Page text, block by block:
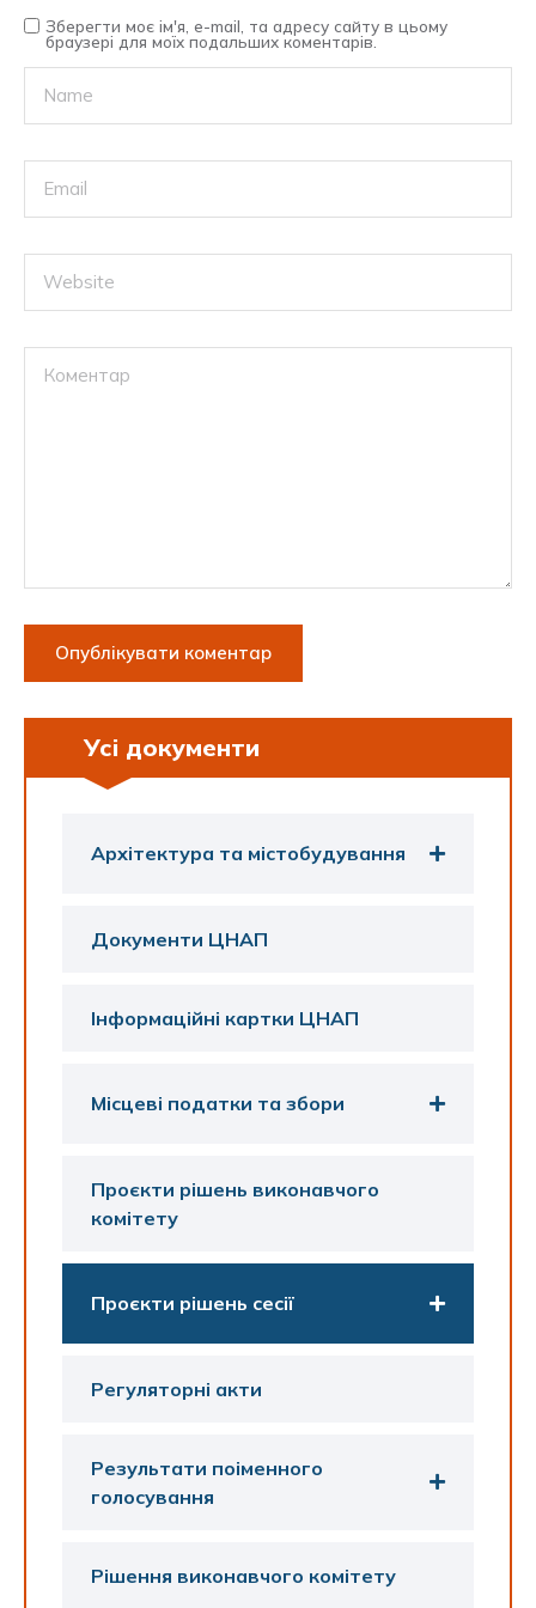
Усі документи
Архітектура та містобудування
Документи ЦНАП
Інформаційні картки ЦНАП
Місцеві податки та збори
Проєкти рішень виконавчого
комітету
Проєкти рішень сесії
Регуляторні акти
Результати поіменного
голосування
Рішення виконавчого комітету
Зберегти моє ім'я, e-mail, та адресу сайту в цьому
браузері для моїх подальших коментарів.